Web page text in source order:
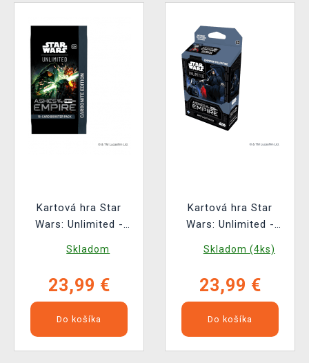
Kartová hra Star
Wars: Unlimited -
Carbonite Booster (16
Skladom
23,99 €
Do košíka
Kartová hra Star
Wars: Unlimited -
Spotlight Deck
Skladom (4ks)
23,99 €
Do košíka